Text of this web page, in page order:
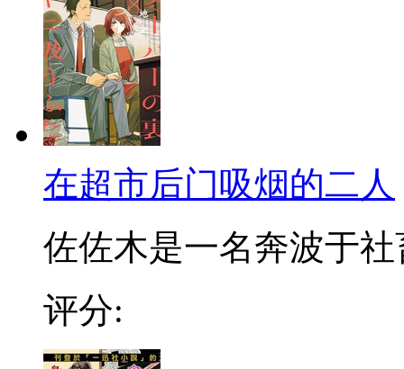
在超市后门吸烟的二人
佐佐木是一名奔波于社
评分: